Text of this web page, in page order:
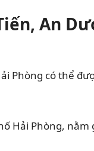
An
Phòng có thể
Hải Phòng,